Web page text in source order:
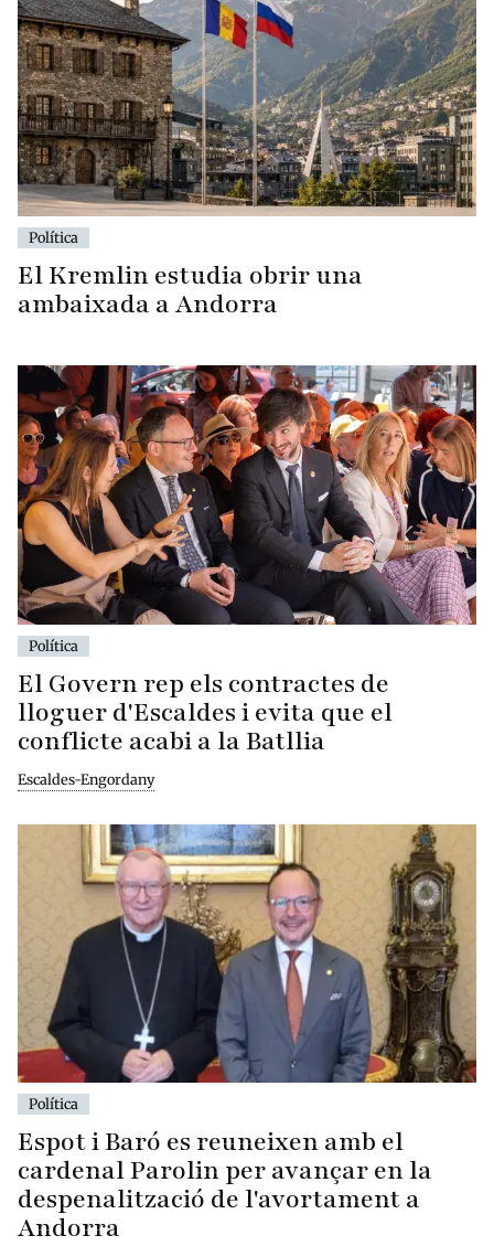
Política
El Kremlin estudia obrir una
ambaixada a Andorra
Política
El Govern rep els contractes de
lloguer d'Escaldes i evita que el
conflicte acabi a la Batllia
Escaldes-Engordany
Política
Espot i Baró es reuneixen amb el
cardenal Parolin per avançar en la
despenalització de l'avortament a
Andorra